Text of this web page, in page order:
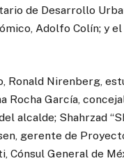
de Desarrollo
Adolfo Colín; y
Ronald Nirenberg,
Rocha García,
alcalde; Shahrzad
gerente de
Cónsul General de